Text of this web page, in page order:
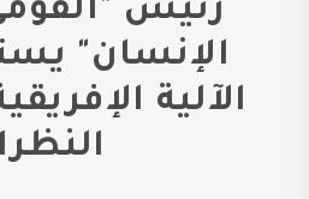
رئيس
الإنسان"
الآلية